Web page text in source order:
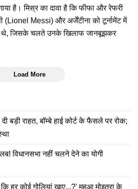
है। मिस्र का दावा है कि फीफा और रेफरी
(Lionel Messi) और अर्जेंटीना को टूर्नामेंट में
थे, जिसके चलते उनके खिलाफ जानबूझकर
Load More
बड़ी राहत, बॉम्बे हाई कोर्ट के फैसले पर रोक;
विधानसभा नहीं चलने देने का योगी
कि हर कोई गोलियां खाए...?' महुआ मोइत्रा के